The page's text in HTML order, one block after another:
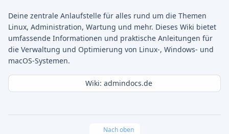
Deine zentrale Anlaufstelle für alles rund um die Themen
Linux, Administration, Wartung und mehr. Dieses Wiki bietet
umfassende Informationen und praktische Anleitungen für
die Verwaltung und Optimierung von Linux-, Windows- und
macOS-Systemen.
Wiki: admindocs.de
Nach oben